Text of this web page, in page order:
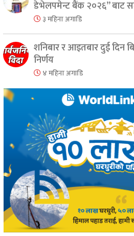
डेभेलपमेन्ट बैंक २०२६” बाट
३ महिना अगाडि
शनिबार र आइतबार दुई दिन
निर्णय
४ महिना अगाडि